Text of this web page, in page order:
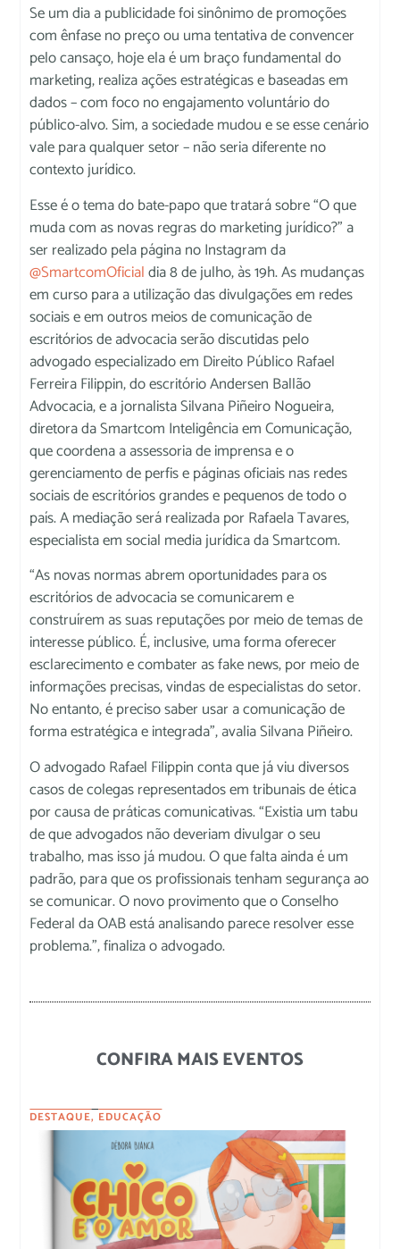
Se um dia a publicidade foi sinônimo de promoções
com ênfase no preço ou uma tentativa de convencer
pelo cansaço, hoje ela é um braço fundamental do
marketing, realiza ações estratégicas e baseadas em
dados – com foco no engajamento voluntário do
público-alvo. Sim, a sociedade mudou e se esse cenário
vale para qualquer setor – não seria diferente no
contexto jurídico.
Esse é o tema do bate-papo que tratará sobre “O que
muda com as novas regras do marketing jurídico?” a
ser realizado pela página no Instagram da
@SmartcomOficialdia 8 de julho, às 19h. As mudanças
em curso para a utilização das divulgações em redes
sociais e em outros meios de comunicação de
escritórios de advocacia serão discutidas pelo
advogado especializado em Direito Público Rafael
Ferreira Filippin, do escritório Andersen Ballão
Advocacia, e a jornalista Silvana Piñeiro Nogueira,
diretora da Smartcom Inteligência em Comunicação,
que coordena a assessoria de imprensa e o
gerenciamento de perfis e páginas oficiais nas redes
sociais de escritórios grandes e pequenos de todo o
país. A mediação será realizada por Rafaela Tavares,
especialista em social media jurídica da Smartcom.
“As novas normas abrem oportunidades para os
escritórios de advocacia se comunicarem e
construírem as suas reputações por meio de temas de
interesse público. É, inclusive, uma forma oferecer
esclarecimento e combater as fake news, por meio de
informações precisas, vindas de especialistas do setor.
No entanto, é preciso saber usar a comunicação de
forma estratégica e integrada”, avalia Silvana Piñeiro.
O advogado Rafael Filippin conta que já viu diversos
casos de colegas representados em tribunais de ética
por causa de práticas comunicativas. “Existia um tabu
de que advogados não deveriam divulgar o seu
trabalho, mas isso já mudou. O que falta ainda é um
padrão, para que os profissionais tenham segurança ao
se comunicar. O novo provimento que o Conselho
Federal da OAB está analisando parece resolver esse
problema.”, finaliza o advogado.
CONFIRA MAIS EVENTOS
DESTAQUE, EDUCAÇÃO